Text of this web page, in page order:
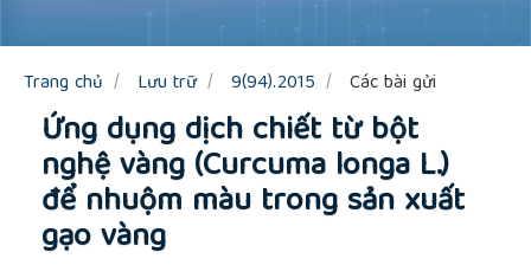
Sidebar
Trang chủ Lưu trữ 9(94).2015 Các bài gửi
Ứng dụng dịch chiết từ bột
nghệ vàng (Curcuma longa L.)
để nhuộm màu trong sản xuất
gạo vàng